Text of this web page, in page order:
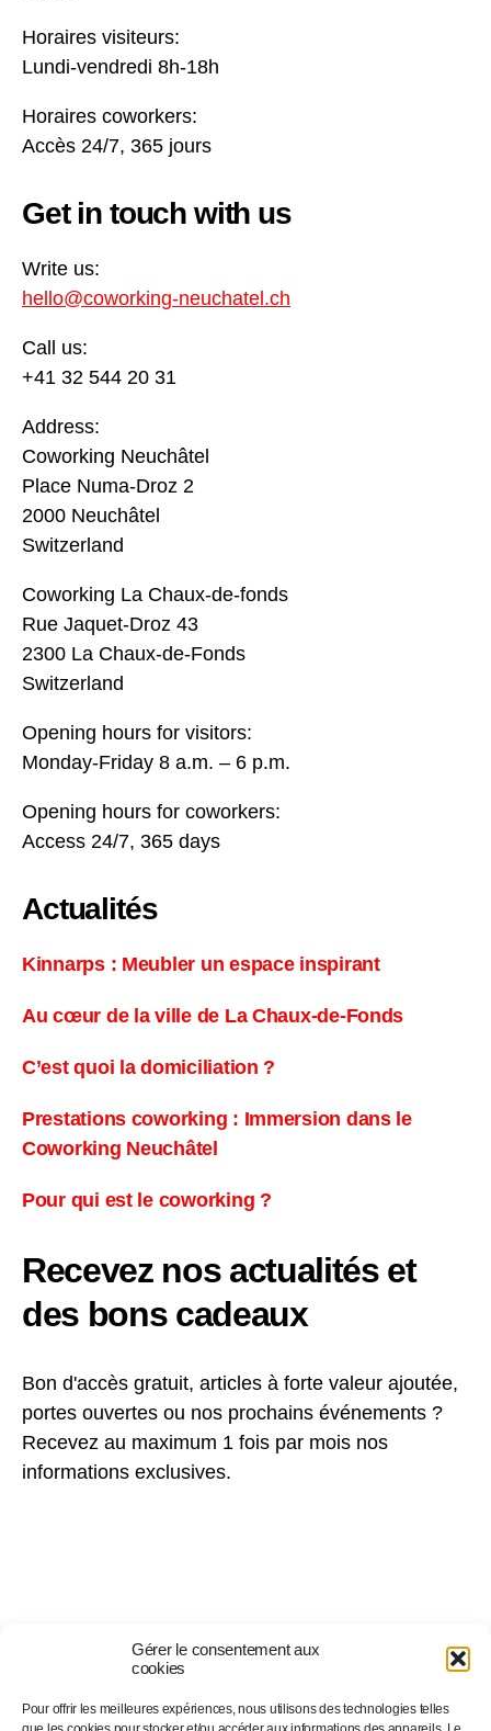
Gérer le consentement aux
cookies
Pour offrir les meilleures expériences, nous utilisons des technologies telles
Horaires visiteurs:
Lundi-vendredi 8h-18h
Horaires coworkers:
Accès 24/7, 365 jours
Get in touch with us
Write us:
hello@coworking-neuchatel.ch
Call us:
+41 32 544 20 31
Address:
Coworking Neuchâtel
Place Numa-Droz 2
2000 Neuchâtel
Switzerland
Coworking La Chaux-de-fonds
Rue Jaquet-Droz 43
2300 La Chaux-de-Fonds
Switzerland
Opening hours for visitors:
Monday-Friday 8 a.m. – 6 p.m.
Opening hours for coworkers:
Access 24/7, 365 days
Actualités
Kinnarps : Meubler un espace inspirant
Au cœur de la ville de La Chaux-de-Fonds
C’est quoi la domiciliation ?
Prestations coworking : Immersion dans le
Coworking Neuchâtel
Pour qui est le coworking ?
Recevez nos actualités et
des bons cadeaux
Bon d'accès gratuit, articles à forte valeur ajoutée,
portes ouvertes ou nos prochains événements ?
Recevez au maximum 1 fois par mois nos
informations exclusives.